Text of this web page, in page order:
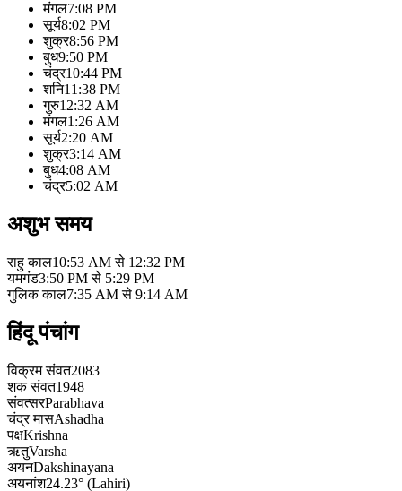
मंगल7:08 PM
सूर्य8:02 PM
शुक्र8:56 PM
बुध9:50 PM
चंद्र10:44 PM
शनि11:38 PM
गुरु12:32 AM
मंगल1:26 AM
सूर्य2:20 AM
शुक्र3:14 AM
बुध4:08 AM
चंद्र5:02 AM
अशुभ समय
राहु काल10:53 AM से 12:32 PM
यमगंड3:50 PM से 5:29 PM
गुलिक काल7:35 AM से 9:14 AM
हिंदू पंचांग
विक्रम संवत2083
शक संवत1948
संवत्सरParabhava
चंद्र मासAshadha
पक्षKrishna
ऋतुVarsha
अयनDakshinayana
अयनांश24.23° (Lahiri)